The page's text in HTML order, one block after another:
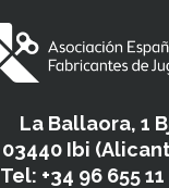
La Ballaora, 1
03440 Ibi
Tel: +34 96 655